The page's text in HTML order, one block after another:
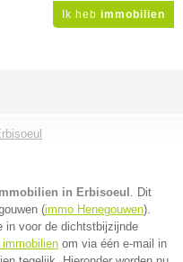
Ik heb immobilien
in Erbisoeul . Dit
(immo Henegouwen).
in voor de dichtstbijzijnde
om via één e-mail in